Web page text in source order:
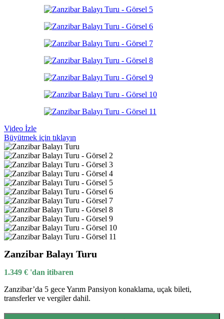
Video İzle
Büyütmek için tıklayın
Zanzibar Balayı Turu
1.349 € 'dan itibaren
Zanzibar’da 5 gece Yarım Pansiyon konaklama, uçak bileti,
transferler ve vergiler dahil.